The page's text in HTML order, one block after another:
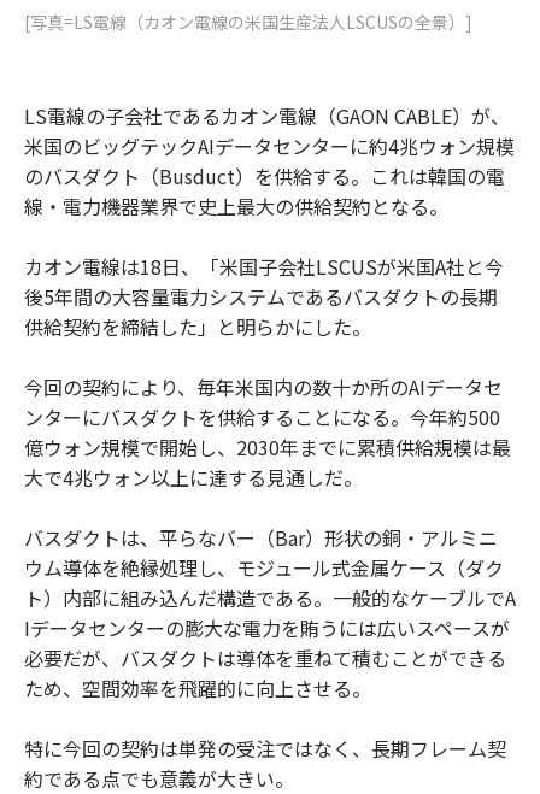
[写真=LS電線（カオン電線の米国生産法人LSCUSの全景）]
LS電線の子会社であるカオン電線（GAON CABLE）が、
米国のビッグテックAIデータセンターに約4兆ウォン規模
のバスダクト（Busduct）を供給する。これは韓国の電
線・電力機器業界で史上最大の供給契約となる。
カオン電線は18日、「米国子会社LSCUSが米国A社と今
後5年間の大容量電力システムであるバスダクトの長期
供給契約を締結した」と明らかにした。
今回の契約により、毎年米国内の数十か所のAIデータセ
ンターにバスダクトを供給することになる。今年約500
億ウォン規模で開始し、2030年までに累積供給規模は最
大で4兆ウォン以上に達する見通しだ。
バスダクトは、平らなバー（Bar）形状の銅・アルミニ
ウム導体を絶縁処理し、モジュール式金属ケース（ダク
ト）内部に組み込んだ構造である。一般的なケーブルでA
Iデータセンターの膨大な電力を賄うには広いスペースが
必要だが、バスダクトは導体を重ねて積むことができる
ため、空間効率を飛躍的に向上させる。
特に今回の契約は単発の受注ではなく、長期フレーム契
約である点でも意義が大きい。